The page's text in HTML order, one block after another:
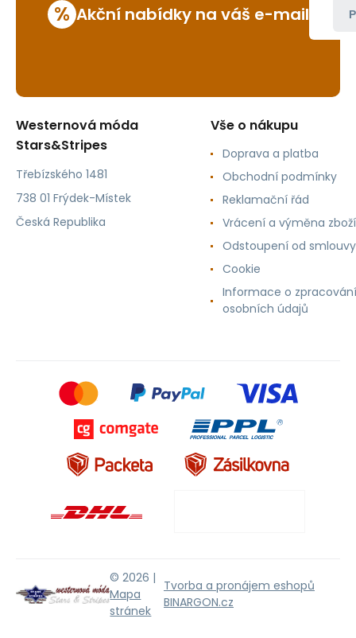
% Akční nabídky na váš e-mail
Westernová móda
Stars&Stripes
Třebízského 1481
738 01 Frýdek-Místek
Česká Republika
Vše o nákupu
Doprava a platba
Obchodní podmínky
Reklamační řád
Vrácení a výměna zboží
Odstoupení od smlouvy
Cookie
Informace o zpracování
osobních údajů
© 2026 |
Mapa
stránek
Tvorba a pronájem eshopů
BINARGON.cz